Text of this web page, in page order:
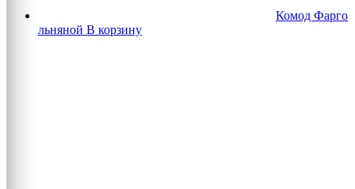
Комод Фарго
льняной В корзину